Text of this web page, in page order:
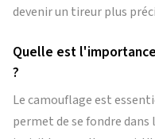
devenir un tireur plus
Quelle est
?
Le camouflage est
permet de se fondre